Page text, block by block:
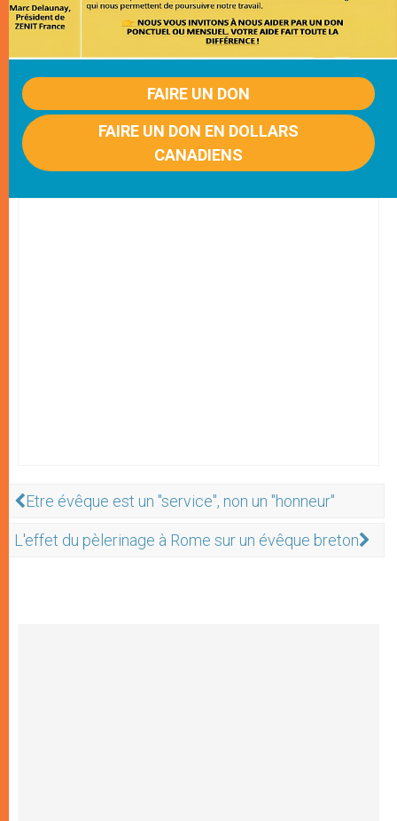
FAIRE UN DON
FAIRE UN DON EN DOLLARS
CANADIENS
Etre évêque est un "service", non un "honneur"
L'effet du pèlerinage à Rome sur un évêque breton